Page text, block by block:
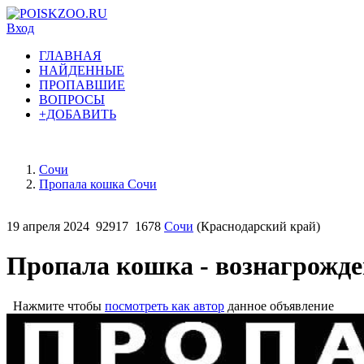
Вход
ГЛАВНАЯ
НАЙДЕННЫЕ
ПРОПАВШИЕ
ВОПРОСЫ
+ДОБАВИТЬ
Сочи
Пропала кошка Сочи
19 апреля 2024 92917 1678 Сочи (Краснодарский край)
Пропала кошка -
Нажмите чтобы посмотреть как автор данное объявление